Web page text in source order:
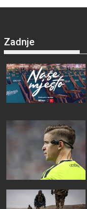
Zadnje